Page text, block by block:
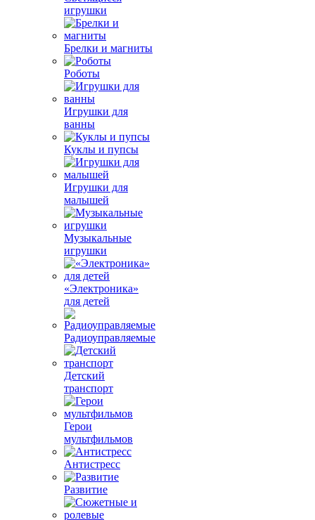
игрушки
Брелки и магниты
Роботы
Игрушки для
ванны
Куклы и пупсы
Игрушки для
малышей
Музыкальные
игрушки
«Электроника»
для детей
Радиоуправляемые
Детский
транспорт
Герои
мультфильмов
Антистресс
Развитие